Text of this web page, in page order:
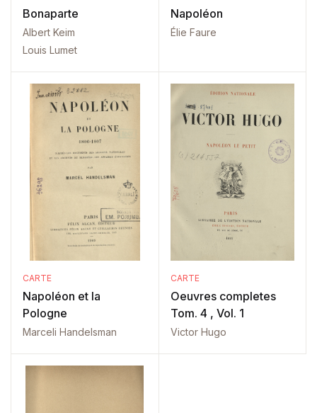
Bonaparte
Albert Keim
Louis Lumet
Napoléon
Élie Faure
CARTE
Napoléon et la
Pologne
Marceli Handelsman
CARTE
Oeuvres completes
Tom. 4 , Vol. 1
Victor Hugo